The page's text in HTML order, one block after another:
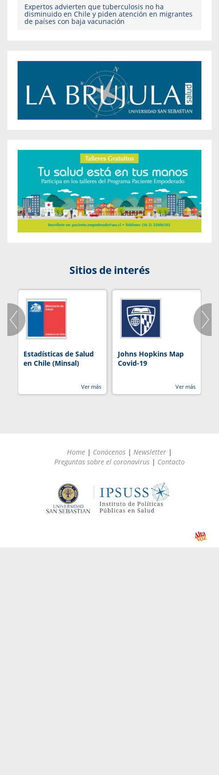
Expertos advierten que tuberculosis no ha
disminuido en Chile y piden atención en migrantes
de países con baja vacunación
Sitios de interés
Estadísticas de Salud
en Chile (Minsal)
Ver más
Johns Hopkins Map
Covid-19
Ver más
Home | Conócenos | Newsletter |
Preguntas sobre el coronavirus | Contacto